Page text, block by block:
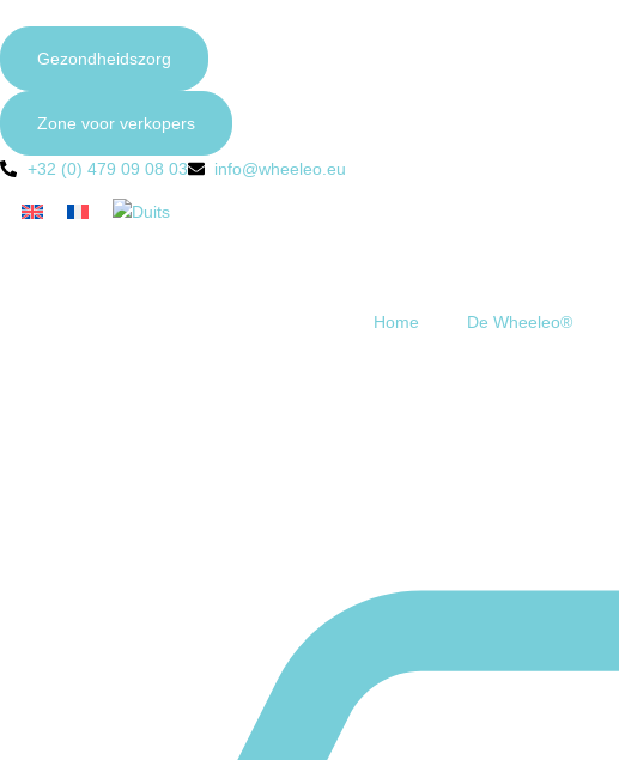
Gezondheidszorg
Zone voor verkopers
+32 (0) 479 09 08 03 info@wheeleo.eu
Home De Wheeleo®